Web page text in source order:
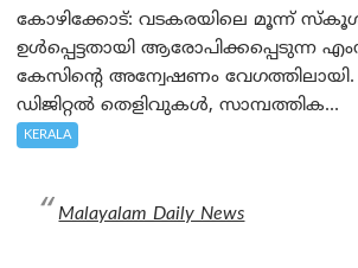
കോഴിക്കോട്: വടകരയിലെ മൂന്ന്
ഉൾപ്പെട്ടതായി ആരോപിക്കപ്പെടുന്ന
കേസിന്റെ അന്വേഷണം
ഡിജിറ്റൽ തെളിവുകൾ, സാമ്പത്തിക...
KERALA
Malayalam Daily News